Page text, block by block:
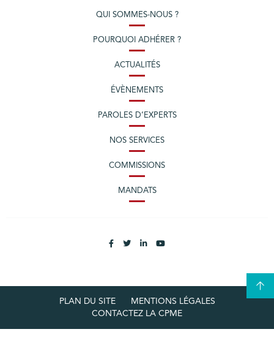
QUI SOMMES-NOUS ?
POURQUOI ADHÉRER ?
ACTUALITÉS
ÉVÈNEMENTS
PAROLES D’EXPERTS
NOS SERVICES
COMMISSIONS
MANDATS
PLAN DU SITE
MENTIONS LÉGALES
CONTACTEZ LA CPME